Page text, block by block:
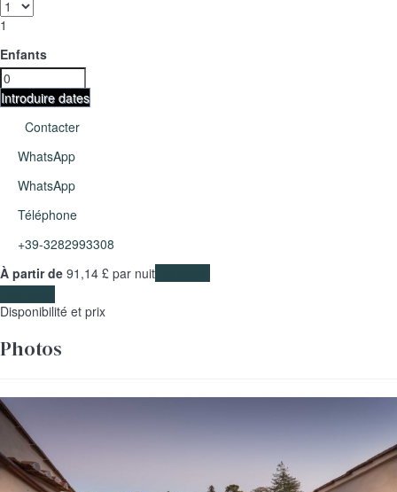
1
Enfants
Introduire dates
Contacter
WhatsApp
WhatsApp
Téléphone
+39-3282993308
À partir de 91,14 £ par nuit
Disponibilité et prix
Photos